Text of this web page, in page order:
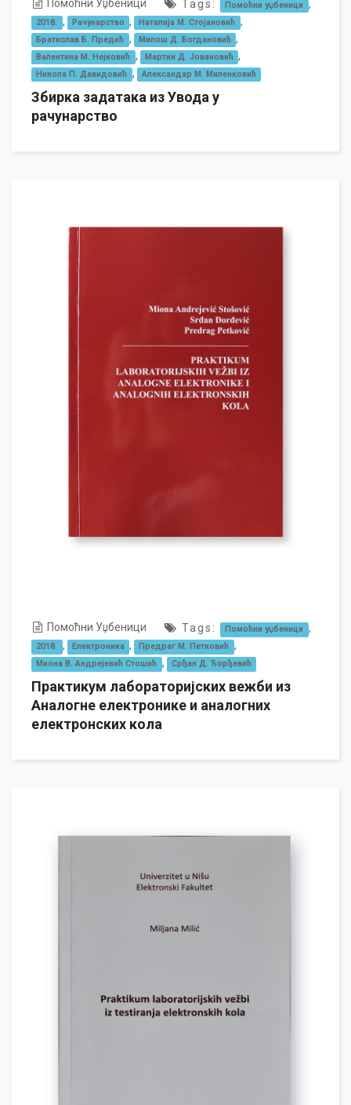
Помоћни Уџбеници Tags: Помоћни уџбеници ,
2018. , Рачунарство , Наталија М. Стојановић ,
Братислав Б. Предић , Милош Д. Богдановић ,
Валентина М. Нејковић , Мартин Д. Јовановић ,
Никола П. Давидовић , Александар М. Миленковић
Збирка задатака из Увода у
рачунарство
Помоћни Уџбеници Tags: Помоћни уџбеници ,
2018. , Електроника , Предраг М. Петковић ,
Миона В. Андрејевић Стошић , Срђан Д. Ђорђевић
Практикум лабораторијских вежби из
Аналогне електронике и аналогних
електронских кола